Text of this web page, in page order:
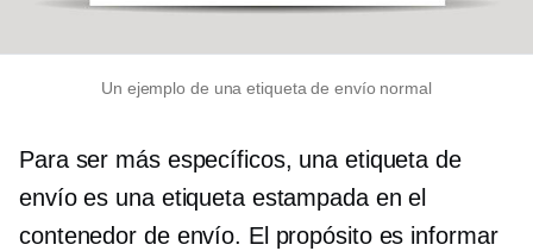
Un ejemplo de una etiqueta de envío normal
Para ser más específicos, una etiqueta de
envío es una etiqueta estampada en el
contenedor de envío. El propósito es informar